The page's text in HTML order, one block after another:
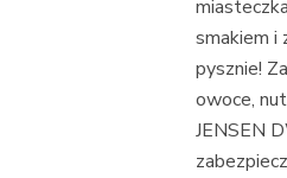
smakiem i
pysznie!
owoce,
JENSEN